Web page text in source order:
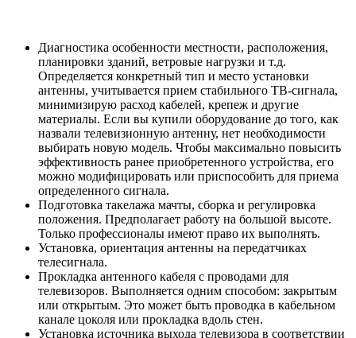
Диагностика особенности местности, расположения,
планировки зданий, ветровые нагрузки и т.д.
Определяется конкретный тип и место установки
антенны, учитывается прием стабильного ТВ-сигнала,
минимизирую расход кабелей, крепеж и другие
материалы. Если вы купили оборудование до того, как
назвали телевизионную антенну, нет необходимости
выбирать новую модель. Чтобы максимально повысить
эффективность ранее приобретенного устройства, его
можно модифицировать или приспособить для приема
определенного сигнала.
Подготовка такелажа мачты, сборка и регулировка
положения. Предполагает работу на большой высоте.
Только профессионалы имеют право их выполнять.
Установка, ориентация антенны на передатчиках
телесигнала.
Прокладка антенного кабеля с проводами для
телевизоров. Выполняется одним способом: закрытым
или открытым. Это может быть проводка в кабельном
канале цоколя или прокладка вдоль стен.
Установка источника выхода телевизора в соответствии